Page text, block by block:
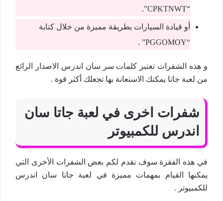
“CPKTNWT”.
أو قيادة السيارات بطريقة مميزة من خلال كتابة
“PGGOMOY” .
و هذه الشفرات تعتبر كلمات سر سان اندرس الاصدار الرائع
من لعبة جاتا يمكنك الاستعانة بها تجعلك أكثر قوة .
شفرات اخرى في لعبة جاتا سان
اندرس للكمبيوتر
في هذه الفقرة سوف نقدم لكم بعض الشفرات الأخرى التي
يمكنها القيام بمهمات مميزة في لعبة جاتا سان اندرس
للكمبيوتر .